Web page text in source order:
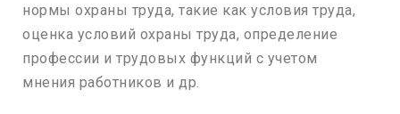
нормы охраны труда, такие как условия труда,
оценка условий охраны труда, определение
профессии и трудовых функций с учетом
мнения работников и др.